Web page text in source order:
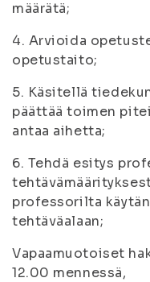
määrätä;
4. Arvioida
opetustaito;
5. Käsitellä
päättää toimen
antaa aihetta;
6. Tehdä esitys
professorilta
tehtäväalaan;
Vapaamuotoiset
12.00 mennessä,